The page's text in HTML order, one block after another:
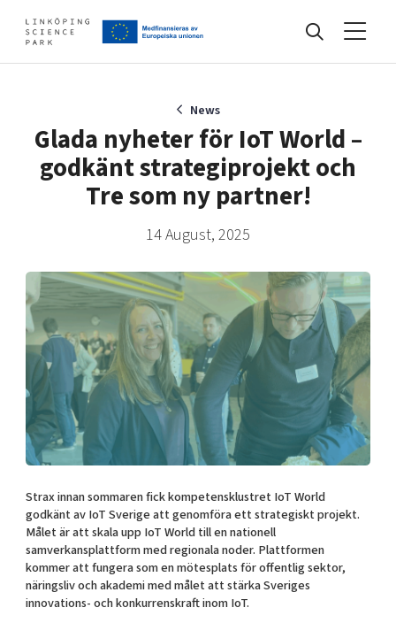
Find your network
Cybersecurity
Internet of Things
Manufacturing industries
Global talent
Visual technologies
Shaping cities and regions
East Sweden Tech Women
Reversed mentorship
Current offers and activities
Develop your company
Upgrade your skills & master new ones
Tech startups
Upscaling
Talent & skills
Startup & industry collaboration
Offers to boost your business
Funding opportunities
About
Our story, mission & vision
Our community of companies
Projects
Publications
Project toolbox
Our clusters
40 years anniversary
Today's lunch in Mjärdevi
News
Glada nyheter för IoT World –
godkänt strategiprojekt och
Tre som ny partner!
14 August, 2025
Strax innan sommaren fick kompetensklustret IoT World
godkänt av IoT Sverige att genomföra ett strategiskt projekt.
Målet är att skala upp IoT World till en nationell
samverkansplattform med regionala noder. Plattformen
kommer att fungera som en mötesplats för offentlig sektor,
näringsliv och akademi med målet att stärka Sveriges
innovations- och konkurrenskraft inom IoT.